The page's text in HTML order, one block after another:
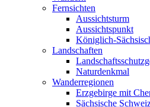
Fernsichten
Aussichtsturm
Aussichtspunkt
Königlich-
Landschaften
Naturdenkmal
Wanderregionen
Erzgebirge mit
Sächsische